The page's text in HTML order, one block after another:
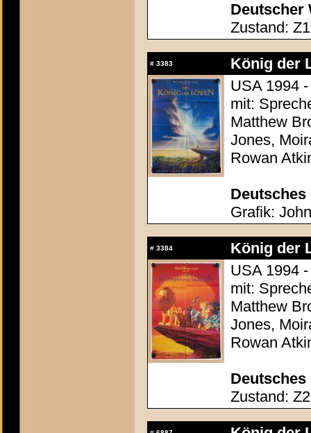
Deutscher
Zustand: Z1
# 3383
König der
USA 1994
mit:
Matthew
Jones,
Rowan
Deutsches
Grafik:
# 3384
König der
USA 1994
mit:
Matthew
Jones,
Rowan
Deutsches
Zustand: